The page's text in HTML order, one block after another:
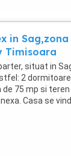
in Sag,zona
Timisoara
situat in
2
75 mp si
Casa se